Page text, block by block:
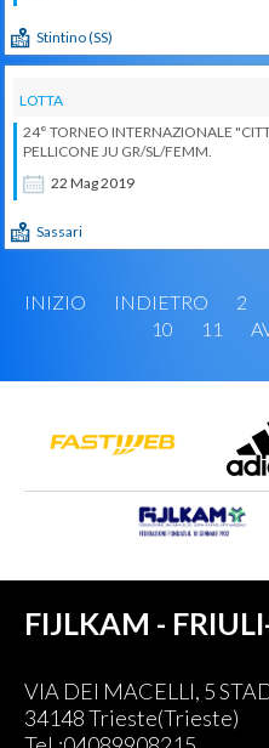
Stintino (SS)
LOTTA
22 Mag2019
24° TORNEO INTERNAZIONALE
PELLICONE JU GR/SL/FEMM.
Sassari
INIZIO INDIETRO 2
10
11
FIJLKAM -
VIA DEI MACELLI, 5
34148 Trieste(Trieste)